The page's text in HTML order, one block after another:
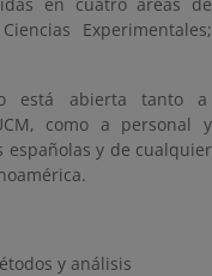
Experimentales;
está abierta tanto a
como a personal y
y de cualquier
y análisis